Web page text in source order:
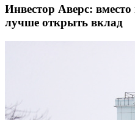
Инвестор Аверс:
лучше открыть вклад